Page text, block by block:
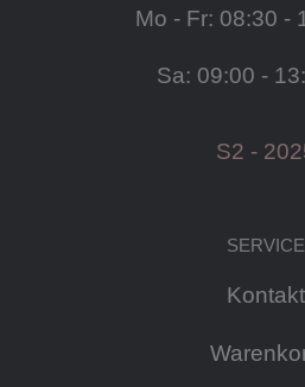
Mo - Fr: 08:30 -
Sa: 09:00 -
S2 -
SERVICE
Kontakt